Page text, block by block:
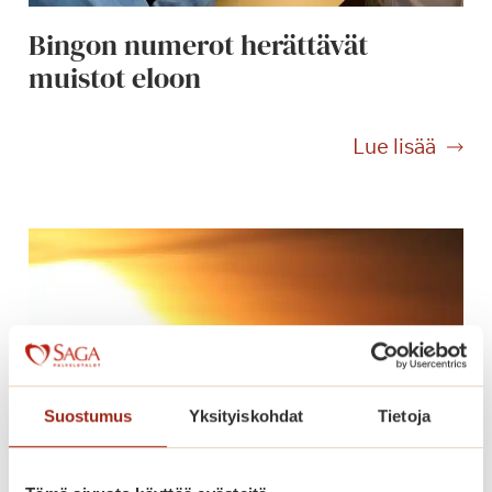
Suostumus Yksityiskohdat Tietoja
e
Bingon numerot herättävät
muistot eloon
Lue lisää
B
g
e
o